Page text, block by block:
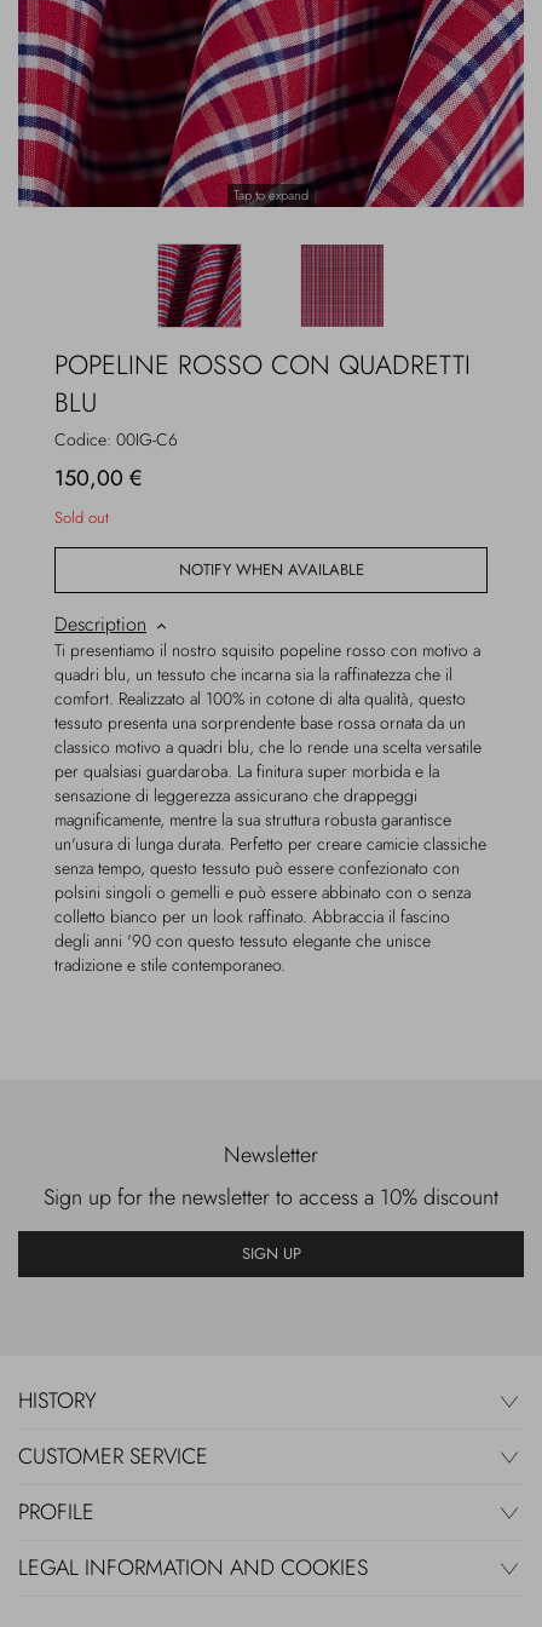
Overcoats
Sea
Home
Jewelry
Socks
Hats and Gloves
Tap to expand
POPELINE ROSSO CON QUADRETTI
BLU
Codice: 00IG-C6
150,00 €
Sold out
NOTIFY WHEN AVAILABLE
Description
Ti presentiamo il nostro squisito popeline rosso con motivo a
quadri blu, un tessuto che incarna sia la raffinatezza che il
comfort. Realizzato al 100% in cotone di alta qualità, questo
tessuto presenta una sorprendente base rossa ornata da un
classico motivo a quadri blu, che lo rende una scelta versatile
per qualsiasi guardaroba. La finitura super morbida e la
sensazione di leggerezza assicurano che drappeggi
magnificamente, mentre la sua struttura robusta garantisce
un'usura di lunga durata. Perfetto per creare camicie classiche
senza tempo, questo tessuto può essere confezionato con
polsini singoli o gemelli e può essere abbinato con o senza
colletto bianco per un look raffinato. Abbraccia il fascino
degli anni '90 con questo tessuto elegante che unisce
tradizione e stile contemporaneo.
Newsletter
Sign up for the newsletter to access a 10% discount
SIGN UP
HISTORY
CUSTOMER SERVICE
PROFILE
LEGAL INFORMATION AND COOKIES